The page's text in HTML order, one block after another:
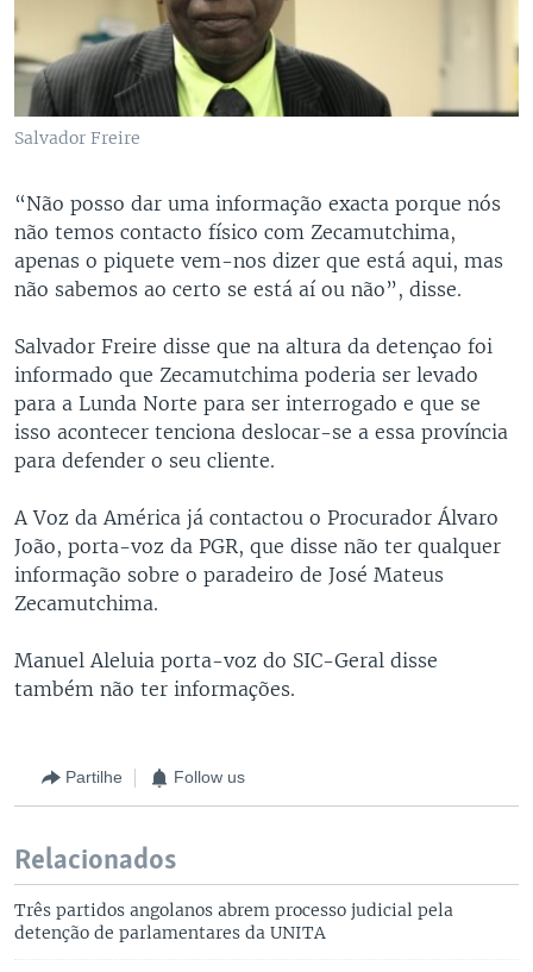
Salvador Freire
“Não posso dar uma informação exacta porque nós
não temos contacto físico com Zecamutchima,
apenas o piquete vem-nos dizer que está aqui, mas
não sabemos ao certo se está aí ou não”, disse.
Salvador Freire disse que na altura da detençao foi
informado que Zecamutchima poderia ser levado
para a Lunda Norte para ser interrogado e que se
isso acontecer tenciona deslocar-se a essa província
para defender o seu cliente.
A Voz da América já contactou o Procurador Álvaro
João, porta-voz da PGR, que disse não ter qualquer
informação sobre o paradeiro de José Mateus
Zecamutchima.
Manuel Aleluia porta-voz do SIC-Geral disse
também não ter informações.
Partilhe Follow us
Relacionados
Três partidos angolanos abrem processo judicial pela
detenção de parlamentares da UNITA